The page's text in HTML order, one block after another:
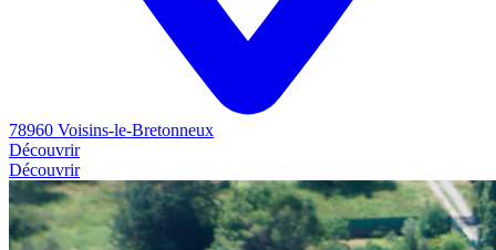
78960 Voisins-le-Bretonneux
Découvrir
Découvrir